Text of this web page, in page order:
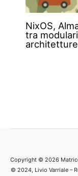
NixOS,
tra
architetture
Copyright © 2026
© 2024, Livio Varriale –